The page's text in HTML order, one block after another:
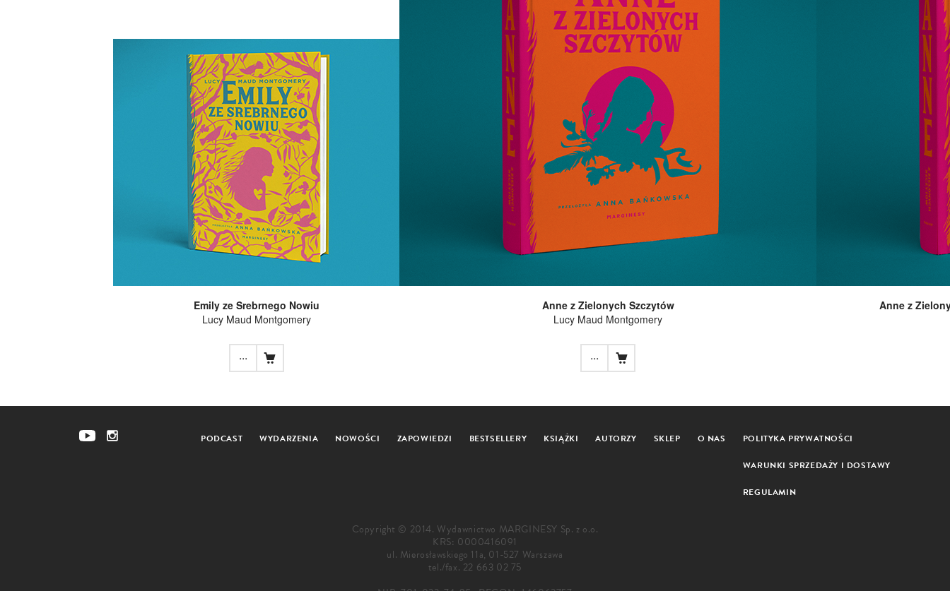
Emily ze Srebrnego Nowiu
Lucy Maud Montgomery
...
Anne z Zielonych Szczytów
Lucy Maud Montgomery
...
Anne z
PODCAST WYDARZENIA NOWOŚCI ZAPOWIEDZI BESTSELLERY KSIĄŻKI AUTORZY SKLEP O NAS POLITYKA PRYWATNOŚCI
WARUNKI SPRZEDAŻY I DOSTAWY
REGULAMIN
Copyright © 2014. Wydawnictwo MARGINESY Sp. z o.o.
KRS: 0000416091
ul. Mierosławskiego 11a, 01-527 Warszawa
tel./fax. 22 663 02 75